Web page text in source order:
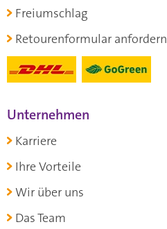
Freiumschlag
Retourenformular anfordern
Unternehmen
Karriere
Ihre Vorteile
Wir über uns
Das Team